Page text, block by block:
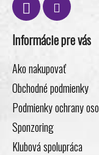
Informácie pre vás
Ako nakupovať
Obchodné podmienky
Podmienky ochrany
Sponzoring
Klubová spolupráca